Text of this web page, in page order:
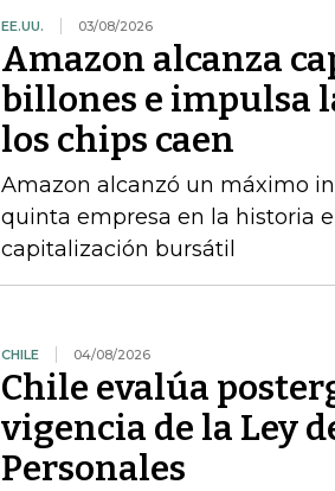
EE.UU. 03/08/2026
Amazon alcanza
billones e impulsa
los chips caen
Amazon alcanzó un máximo
quinta empresa en la historia
capitalización bursátil
CHILE 04/08/2026
Chile evalúa
vigencia de la Ley
Personales